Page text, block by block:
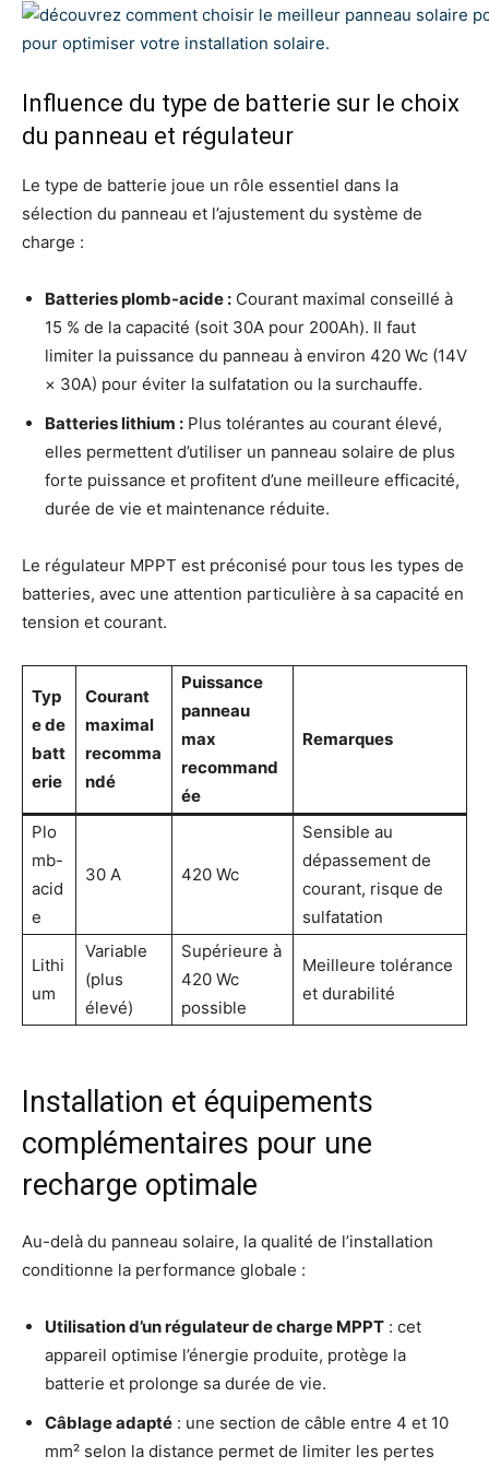
Influence du type de batterie sur le choix
du panneau et régulateur
Le type de batterie joue un rôle essentiel dans la
sélection du panneau et l’ajustement du système de
charge :
Batteries plomb-acide : Courant maximal conseillé à
15 % de la capacité (soit 30A pour 200Ah). Il faut
limiter la puissance du panneau à environ 420 Wc (14V
× 30A) pour éviter la sulfatation ou la surchauffe.
Batteries lithium : Plus tolérantes au courant élevé,
elles permettent d’utiliser un panneau solaire de plus
forte puissance et profitent d’une meilleure efficacité,
durée de vie et maintenance réduite.
Le régulateur MPPT est préconisé pour tous les types de
batteries, avec une attention particulière à sa capacité en
tension et courant.
Typ
e de
batt
erie
Courant
maximal
recomma
ndé
Puissance
panneau
max
recommand
ée
Remarques
Plo
mb-
acid
e
30 A 420 Wc
Sensible au
dépassement de
courant, risque de
sulfatation
Lithi
um
Variable
(plus
élevé)
Supérieure à
420 Wc
possible
Meilleure tolérance
et durabilité
Installation et équipements
complémentaires pour une
recharge optimale
Au-delà du panneau solaire, la qualité de l’installation
conditionne la performance globale :
Utilisation d’un régulateur de charge MPPT : cet
appareil optimise l’énergie produite, protège la
batterie et prolonge sa durée de vie.
Câblage adapté : une section de câble entre 4 et 10
mm² selon la distance permet de limiter les pertes